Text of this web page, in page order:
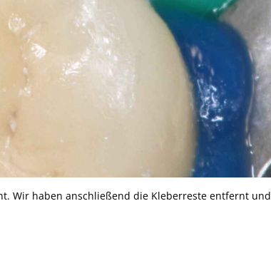
Wir haben anschließend die Kleberreste entfernt und